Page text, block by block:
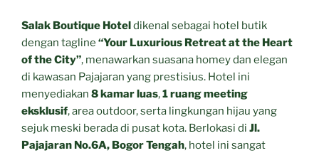
Salak Boutique Hoteldikenal sebagai hotel butik
dengan tagline “Your Luxurious Retreat at the Heart
of the City”, menawarkan suasana homey dan elegan
di kawasan Pajajaran yang prestisius. Hotel ini
menyediakan 8 kamar luas,1 ruang meeting
eksklusif, area outdoor, serta lingkungan hijau yang
sejuk meski berada di pusat kota. Berlokasi di Jl.
Pajajaran No.6A, Bogor Tengah, hotel ini sangat